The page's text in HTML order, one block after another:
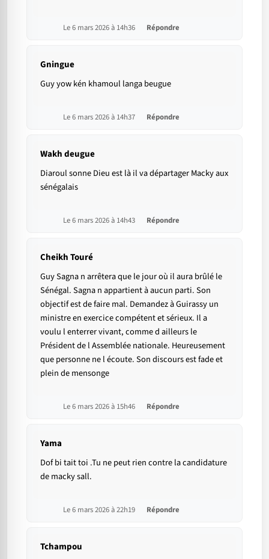
Le 6 mars 2026 à 14h36 Répondre
Gningue
Guy yow kén khamoul langa beugue
Le 6 mars 2026 à 14h37 Répondre
Wakh deugue
Diaroul sonne Dieu est là il va départager Macky aux
sénégalais
Le 6 mars 2026 à 14h43 Répondre
Cheikh Touré
Guy Sagna n arrêtera que le jour où il aura brûlé le
Sénégal. Sagna n appartient à aucun parti. Son
objectif est de faire mal. Demandez à Guirassy un
ministre en exercice compétent et sérieux. Il a
voulu l enterrer vivant, comme d ailleurs le
Président de l Assemblée nationale. Heureusement
que personne ne l écoute. Son discours est fade et
plein de mensonge
Le 6 mars 2026 à 15h46 Répondre
Yama
Dof bi tait toi .Tu ne peut rien contre la candidature
de macky sall.
Le 6 mars 2026 à 22h19 Répondre
Tchampou